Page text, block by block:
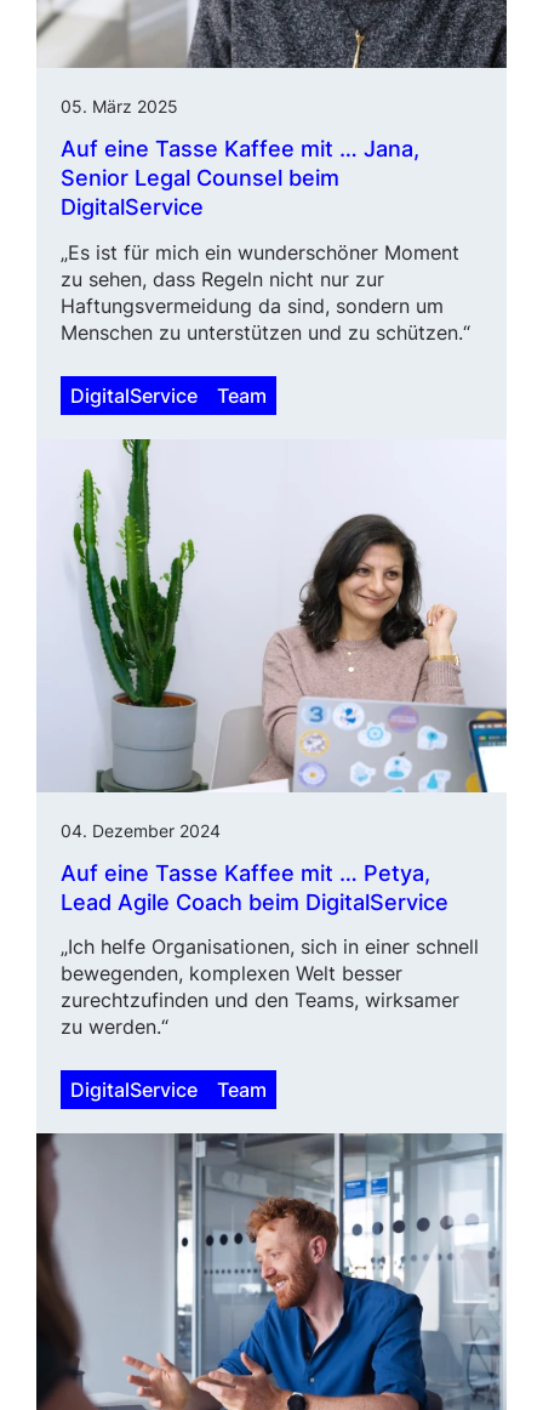
05. März 2025
Auf eine Tasse Kaffee mit … Jana,
Senior Legal Counsel beim
DigitalService
„Es ist für mich ein wunderschöner Moment
zu sehen, dass Regeln nicht nur zur
Haftungsvermeidung da sind, sondern um
Menschen zu unterstüt­zen und zu schützen.“
DigitalService Team
04. Dezember 2024
Auf eine Tasse Kaffee mit … Petya,
Lead Agile Coach beim DigitalService
„Ich helfe Organisationen, sich in einer schnell
bewegenden, komplexen Welt besser
zurechtzufinden und den Teams, wirksamer
zu werden.“
DigitalService Team